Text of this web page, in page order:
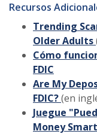
Recursos
Trending
Older Adults
Cómo
FDIC
Are My
FDIC?(en
Juegue
Money